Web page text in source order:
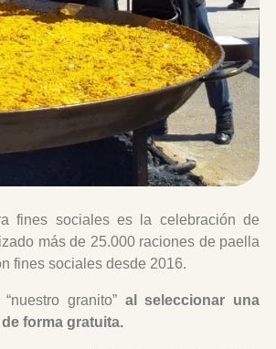
fines sociales es la celebración de
más de 25.000 raciones de paella
fines sociales desde 2016.
granito” al seleccionar una
forma gratuita.